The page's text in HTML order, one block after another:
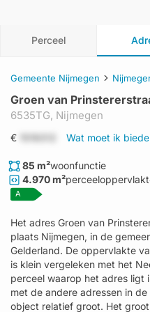
Perceel
Gemeente Nijmegen
Groen van
6535TG, Nijmegen
€ Wat moet ik
85 m²woonfunctie
4.970 m²
A
Het adres Groen van
plaats Nijmegen, in de
Gelderland. De oppervlakte
is klein vergeleken met het
perceel waarop het adres ligt
met de andere adressen in
object relatief groot. Het